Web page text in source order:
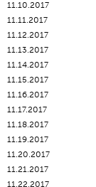
11.10.2017
11.11.2017
11.12.2017
11.13.2017
11.14.2017
11.15.2017
11.16.2017
11.17.2017
11.18.2017
11.19.2017
11.20.2017
11.21.2017
11.22.2017